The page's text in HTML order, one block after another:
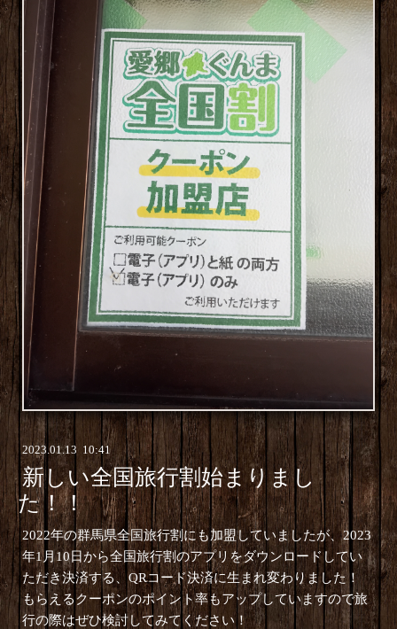
2023.01.13 10:41
新しい全国旅行割始まりまし
た！！
2022年の群馬県全国旅行割にも加盟していましたが、2023
年1月10日から全国旅行割のアプリをダウンロードしてい
ただき決済する、QRコード決済に生まれ変わりました！
もらえるクーポンのポイント率もアップしていますので旅
行の際はぜひ検討してみてください！